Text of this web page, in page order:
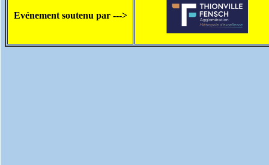
Evénement soutenu par --->